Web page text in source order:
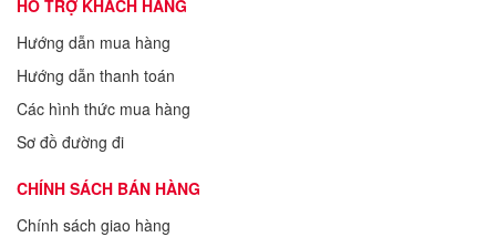
HỖ TRỢ KHÁCH HÀNG
Hướng dẫn mua hàng
Hướng dẫn thanh toán
Các hình thức mua hàng
Sơ đồ đường đi
CHÍNH SÁCH BÁN HÀNG
Chính sách giao hàng